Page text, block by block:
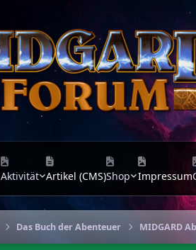
Aktivität Artikel (CMS)Shop Impressum
Das Buch der Abenteuer MIDGARD